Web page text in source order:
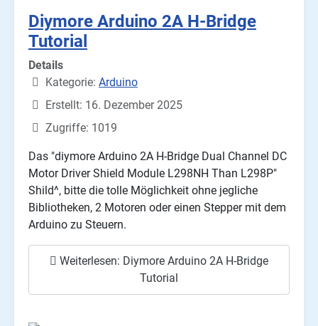
Diymore Arduino 2A H-Bridge
Tutorial
Details
Kategorie: Arduino
Erstellt: 16. Dezember 2025
Zugriffe: 1019
Das "diymore Arduino 2A H-Bridge Dual Channel DC
Motor Driver Shield Module L298NH Than L298P"
Shild^, bitte die tolle Möglichkeit ohne jegliche
Bibliotheken, 2 Motoren oder einen Stepper mit dem
Arduino zu Steuern.
Weiterlesen: Diymore Arduino 2A H-Bridge
Tutorial